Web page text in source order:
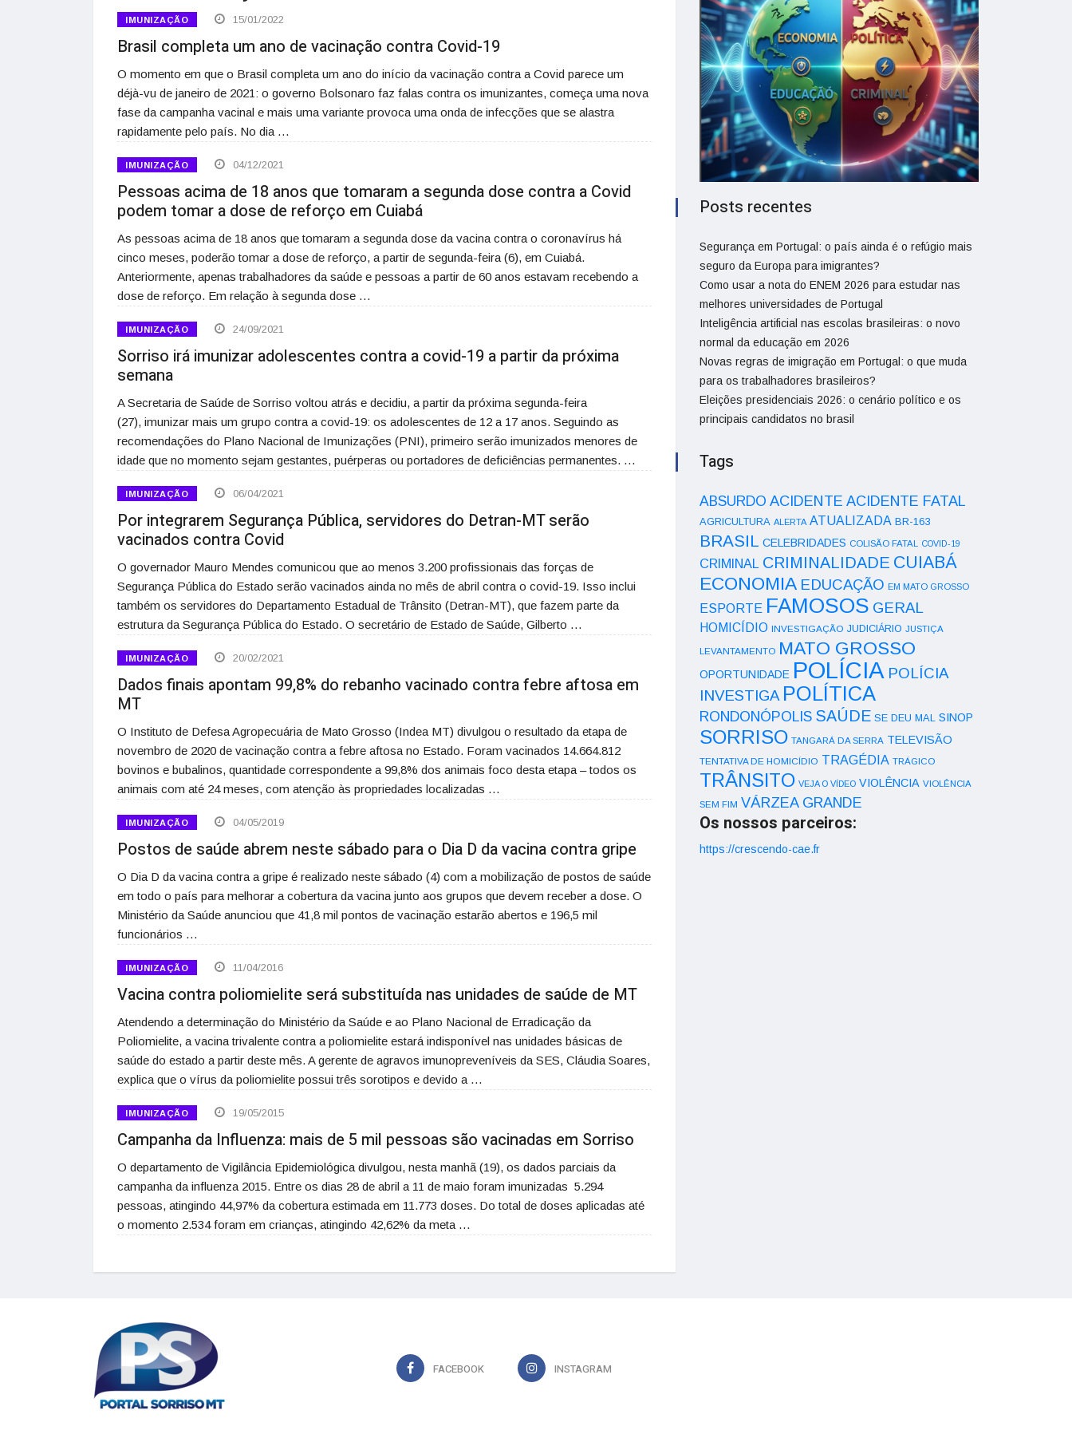
IMUNIZAÇÃO 15/01/2022
Brasil completa um ano de vacinação contra Covid-19
O momento em que o Brasil completa um ano do início da vacinação contra a Covid parece um
déjà-vu de janeiro de 2021: o governo Bolsonaro faz falas contra os imunizantes, começa uma nova
fase da campanha vacinal e mais uma variante provoca uma onda de infecções que se alastra
rapidamente pelo país. No dia …
IMUNIZAÇÃO 04/12/2021
Pessoas acima de 18 anos que tomaram a segunda dose contra a Covid
podem tomar a dose de reforço em Cuiabá
As pessoas acima de 18 anos que tomaram a segunda dose da vacina contra o coronavírus há
cinco meses, poderão tomar a dose de reforço, a partir de segunda-feira (6), em Cuiabá.
Anteriormente, apenas trabalhadores da saúde e pessoas a partir de 60 anos estavam recebendo a
dose de reforço. Em relação à segunda dose …
IMUNIZAÇÃO 24/09/2021
Sorriso irá imunizar adolescentes contra a covid-19 a partir da próxima
semana
A Secretaria de Saúde de Sorriso voltou atrás e decidiu, a partir da próxima segunda-feira
(27), imunizar mais um grupo contra a covid-19: os adolescentes de 12 a 17 anos. Seguindo as
recomendações do Plano Nacional de Imunizações (PNI), primeiro serão imunizados menores de
idade que no momento sejam gestantes, puérperas ou portadores de deficiências permanentes. …
IMUNIZAÇÃO 06/04/2021
Por integrarem Segurança Pública, servidores do Detran-MT serão
vacinados contra Covid
O governador Mauro Mendes comunicou que ao menos 3.200 profissionais das forças de
Segurança Pública do Estado serão vacinados ainda no mês de abril contra o covid-19. Isso inclui
também os servidores do Departamento Estadual de Trânsito (Detran-MT), que fazem parte da
estrutura da Segurança Pública do Estado. O secretário de Estado de Saúde, Gilberto …
IMUNIZAÇÃO 20/02/2021
Dados finais apontam 99,8% do rebanho vacinado contra febre aftosa em
MT
O Instituto de Defesa Agropecuária de Mato Grosso (Indea MT) divulgou o resultado da etapa de
novembro de 2020 de vacinação contra a febre aftosa no Estado. Foram vacinados 14.664.812
bovinos e bubalinos, quantidade correspondente a 99,8% dos animais foco desta etapa – todos os
animais com até 24 meses, com atenção às propriedades localizadas …
IMUNIZAÇÃO 04/05/2019
Postos de saúde abrem neste sábado para o Dia D da vacina contra gripe
O Dia D da vacina contra a gripe é realizado neste sábado (4) com a mobilização de postos de saúde
em todo o país para melhorar a cobertura da vacina junto aos grupos que devem receber a dose. O
Ministério da Saúde anunciou que 41,8 mil pontos de vacinação estarão abertos e 196,5 mil
funcionários …
IMUNIZAÇÃO 11/04/2016
Vacina contra poliomielite será substituída nas unidades de saúde de MT
Atendendo a determinação do Ministério da Saúde e ao Plano Nacional de Erradicação da
Poliomielite, a vacina trivalente contra a poliomielite estará indisponível nas unidades básicas de
saúde do estado a partir deste mês. A gerente de agravos imunopreveníveis da SES, Cláudia Soares,
explica que o vírus da poliomielite possui três sorotipos e devido a …
IMUNIZAÇÃO 19/05/2015
Campanha da Influenza: mais de 5 mil pessoas são vacinadas em Sorriso
O departamento de Vigilância Epidemiológica divulgou, nesta manhã (19), os dados parciais da
campanha da influenza 2015. Entre os dias 28 de abril a 11 de maio foram imunizadas 5.294
pessoas, atingindo 44,97% da cobertura estimada em 11.773 doses. Do total de doses aplicadas até
o momento 2.534 foram em crianças, atingindo 42,62% da meta …
Posts recentes
Segurança em Portugal: o país ainda é o refúgio mais
seguro da Europa para imigrantes?
Como usar a nota do ENEM 2026 para estudar nas
melhores universidades de Portugal
Inteligência artificial nas escolas brasileiras: o novo
normal da educação em 2026
Novas regras de imigração em Portugal: o que muda
para os trabalhadores brasileiros?
Eleições presidenciais 2026: o cenário político e os
principais candidatos no brasil
Tags
ABSURDO ACIDENTE ACIDENTE FATAL
AGRICULTURA ALERTA ATUALIZADA BR-163
BRASIL CELEBRIDADES COLISÃO FATAL COVID-19
CRIMINAL CRIMINALIDADE CUIABÁ
ECONOMIA EDUCAÇÃO EM MATO GROSSO
ESPORTE FAMOSOS GERAL
HOMICÍDIO INVESTIGAÇÃO JUDICIÁRIO JUSTIÇA
LEVANTAMENTO MATO GROSSO
OPORTUNIDADE POLÍCIA POLÍCIA
INVESTIGA POLÍTICA
RONDONÓPOLIS SAÚDE SE DEU MAL SINOP
SORRISO TANGARÁ DA SERRA TELEVISÃO
TENTATIVA DE HOMICÍDIO TRAGÉDIA TRÁGICO
TRÂNSITO VEJA O VÍDEO VIOLÊNCIA VIOLÊNCIA
SEM FIM VÁRZEA GRANDE
Os nossos parceiros:
https://crescendo-cae.fr
FACEBOOK INSTAGRAM